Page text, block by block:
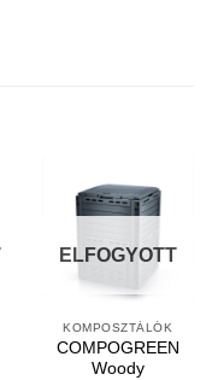
ELFOGYOTT
KOMPOSZTÁLÓK
COMPOGREEN
Woody